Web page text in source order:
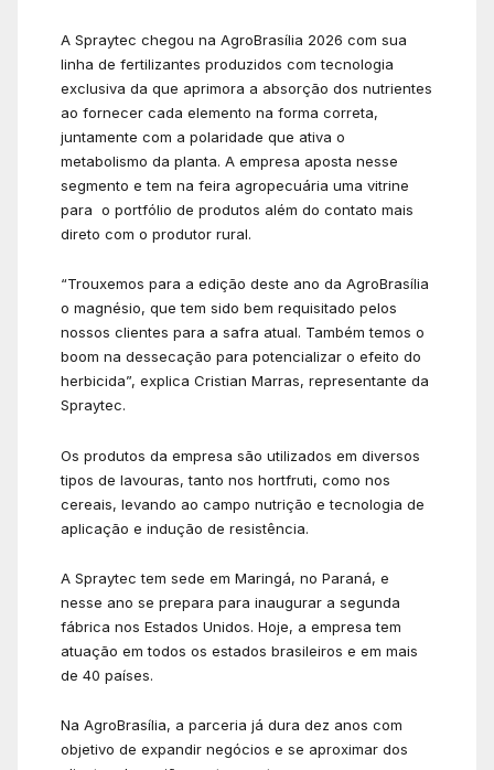
A Spraytec chegou na AgroBrasília 2026 com sua
linha de fertilizantes produzidos com tecnologia
exclusiva da que aprimora a absorção dos nutrientes
ao fornecer cada elemento na forma correta,
juntamente com a polaridade que ativa o
metabolismo da planta. A empresa aposta nesse
segmento e tem na feira agropecuária uma vitrine
para o portfólio de produtos além do contato mais
direto com o produtor rural.
“Trouxemos para a edição deste ano da AgroBrasília
o magnésio, que tem sido bem requisitado pelos
nossos clientes para a safra atual. Também temos o
boom na dessecação para potencializar o efeito do
herbicida”, explica Cristian Marras, representante da
Spraytec.
Os produtos da empresa são utilizados em diversos
tipos de lavouras, tanto nos hortfruti, como nos
cereais, levando ao campo nutrição e tecnologia de
aplicação e indução de resistência.
A Spraytec tem sede em Maringá, no Paraná, e
nesse ano se prepara para inaugurar a segunda
fábrica nos Estados Unidos. Hoje, a empresa tem
atuação em todos os estados brasileiros e em mais
de 40 países.
Na AgroBrasília, a parceria já dura dez anos com
objetivo de expandir negócios e se aproximar dos